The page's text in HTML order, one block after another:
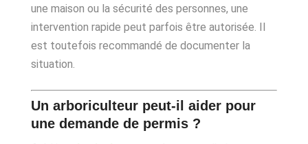
une maison ou la sécurité des personnes, une
intervention rapide peut parfois être autorisée. Il
est toutefois recommandé de documenter la
situation.
Un arboriculteur peut-il aider pour
une demande de permis ?